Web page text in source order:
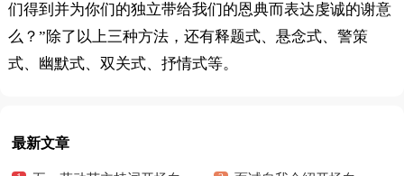
们得到并为你们的独立带给我们的恩典而表达虔诚的谢意
么？”除了以上三种方法，还有释题式、悬念式、警策
式、幽默式、双关式、抒情式等。
最新文章